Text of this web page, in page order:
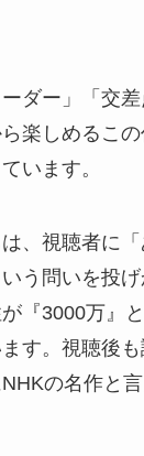
ーダー」「交
楽しめるこ
います。
、視聴者に
う問いを投
『3000万』
す。視聴後
の名作と